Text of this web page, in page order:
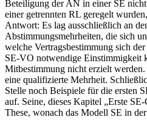
Beteiligung der AN in einer SE
einer getrennten RL geregelt
Antwort: Es lag ausschließlich an
Abstimmungsmehrheiten, die sich
welche Vertragsbestimmung sich
SE-VO notwendige Einstimmigkeit
Mitbestimmung nicht erzielt
eine qualifizierte Mehrheit.
Stelle noch Beispiele für die ersten
auf. Seine, dieses Kapitel „Erste
These, wonach das Modell SE in